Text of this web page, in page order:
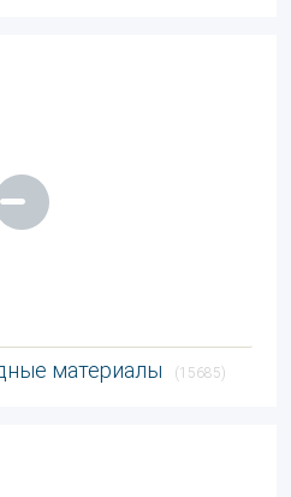
материалы (15685)